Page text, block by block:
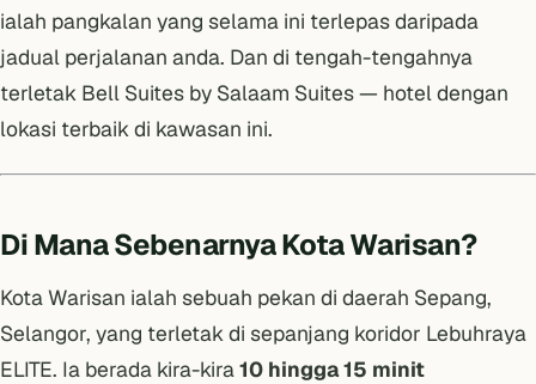
ialah pangkalan yang selama ini terlepas daripada
jadual perjalanan anda. Dan di tengah-tengahnya
terletak Bell Suites by Salaam Suites— hotel dengan
lokasi terbaik di kawasan ini.
Di Mana Sebenarnya Kota Warisan?
Kota Warisan ialah sebuah pekan di daerah Sepang,
Selangor, yang terletak di sepanjang koridor Lebuhraya
ELITE. Ia berada kira-kira 10 hingga 15 minit